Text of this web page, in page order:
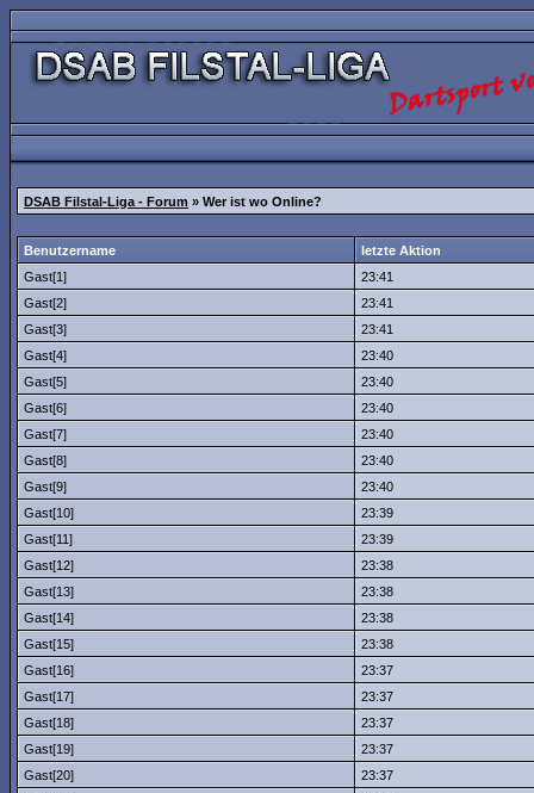
DSAB Filstal-Liga - Forum » Wer ist wo Online?
Benutzername
letzte Aktion
Gast[1]
23:41
Gast[2]
23:41
Gast[3]
23:41
Gast[4]
23:40
Gast[5]
23:40
Gast[6]
23:40
Gast[7]
23:40
Gast[8]
23:40
Gast[9]
23:40
Gast[10]
23:39
Gast[11]
23:39
Gast[12]
23:38
Gast[13]
23:38
Gast[14]
23:38
Gast[15]
23:38
Gast[16]
23:37
Gast[17]
23:37
Gast[18]
23:37
Gast[19]
23:37
Gast[20]
23:37